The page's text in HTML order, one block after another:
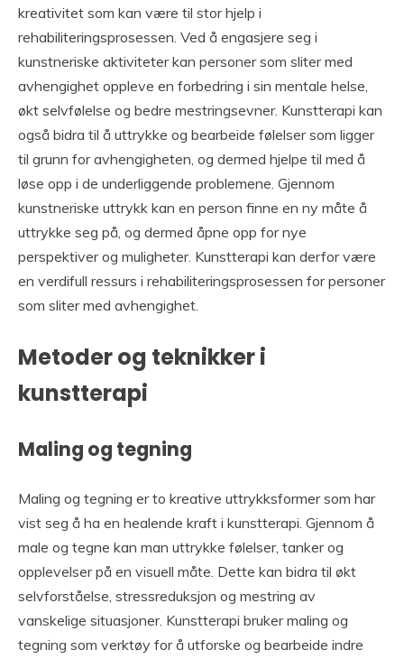
kreativitet som kan være til stor hjelp i
rehabiliteringsprosessen. Ved å engasjere seg i
kunstneriske aktiviteter kan personer som sliter med
avhengighet oppleve en forbedring i sin mentale helse,
økt selvfølelse og bedre mestringsevner. Kunstterapi kan
også bidra til å uttrykke og bearbeide følelser som ligger
til grunn for avhengigheten, og dermed hjelpe til med å
løse opp i de underliggende problemene. Gjennom
kunstneriske uttrykk kan en person finne en ny måte å
uttrykke seg på, og dermed åpne opp for nye
perspektiver og muligheter. Kunstterapi kan derfor være
en verdifull ressurs i rehabiliteringsprosessen for personer
som sliter med avhengighet.
Metoder og teknikker i
kunstterapi
Maling og tegning
Maling og tegning er to kreative uttrykksformer som har
vist seg å ha en healende kraft i kunstterapi. Gjennom å
male og tegne kan man uttrykke følelser, tanker og
opplevelser på en visuell måte. Dette kan bidra til økt
selvforståelse, stressreduksjon og mestring av
vanskelige situasjoner. Kunstterapi bruker maling og
tegning som verktøy for å utforske og bearbeide indre